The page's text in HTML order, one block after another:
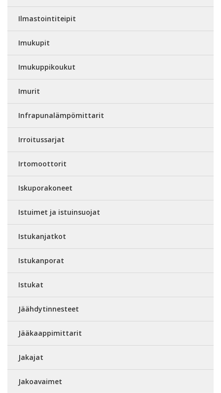
Ilmastointiteipit
Imukupit
Imukuppikoukut
Imurit
Infrapunalämpömittarit
Irroitussarjat
Irtomoottorit
Iskuporakoneet
Istuimet ja istuinsuojat
Istukanjatkot
Istukanporat
Istukat
Jäähdytinnesteet
Jääkaappimittarit
Jakajat
Jakoavaimet